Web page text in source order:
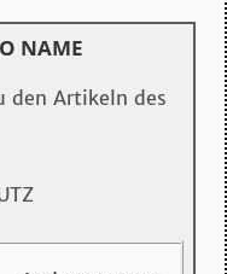
NAME
den Artikeln des